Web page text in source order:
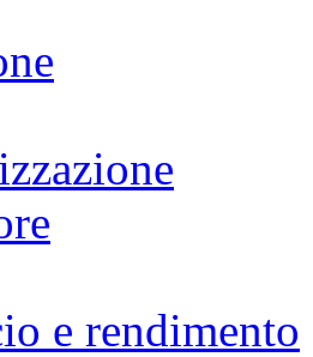
e rendimento